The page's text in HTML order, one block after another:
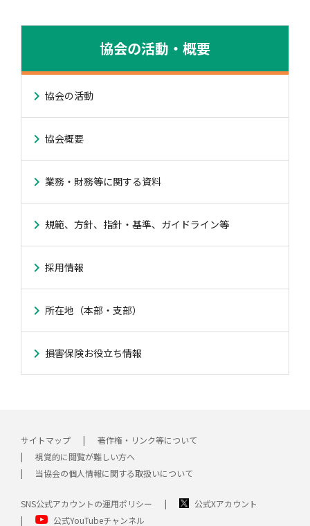
協会の活動・概要
協会の活動
協会概要
業務・財務等に関する資料
規範、方針、指針・基準、ガイドライン等
採用情報
所在地（本部・支部）
損害保険お役立ち情報
サイトマップ
著作権・リンク等について
視覚的に閲覧が難しい方へ
当協会の個人情報に関する取扱いについて
SNS公式アカウントの運用ポリシー
公式Xアカウント
公式YouTubeチャンネル